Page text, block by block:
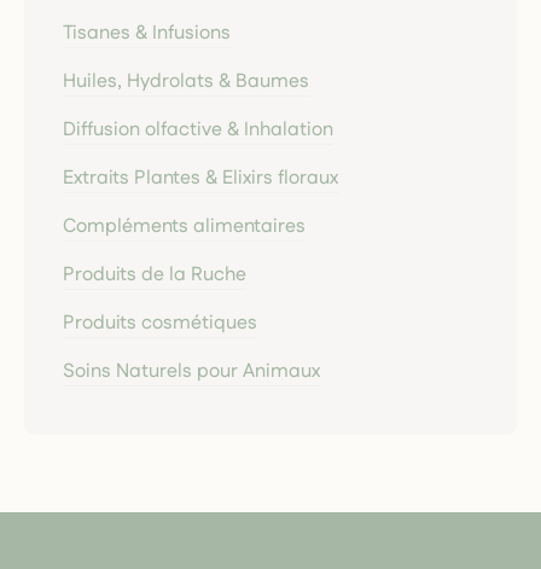
Tisanes & Infusions
Huiles, Hydrolats & Baumes
Diffusion olfactive & Inhalation
Extraits Plantes & Elixirs floraux
Compléments alimentaires
Produits de la Ruche
Produits cosmétiques
Soins Naturels pour Animaux